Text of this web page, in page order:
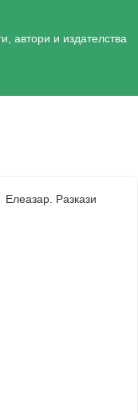
автори и издателства
Елеазар. Разкази